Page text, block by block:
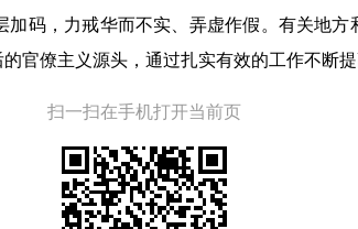
码，力戒华而不实、弄虚作假。有关地
官僚主义源头，通过扎实有效的工作不断
扫一扫在手机打开当前页